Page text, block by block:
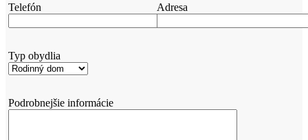
Telefón Adresa
Typ obydlia
Podrobnejšie informácie